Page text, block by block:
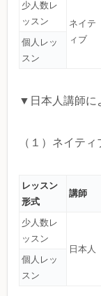
少人数レ
ッスン
ネイテ
ィブ
個人レッ
スン
▼日本人講師に
（１）ネイテ
レッスン
形式
講師
少人数レ
ッスン
日本人
個人レッ
スン